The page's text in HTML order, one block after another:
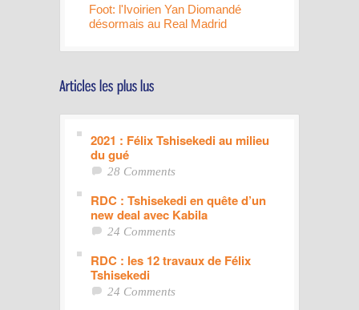
Foot: l'Ivoirien Yan Diomandé
désormais au Real Madrid
2021 : Félix Tshisekedi au milieu
du gué
28 Comments
RDC : Tshisekedi en quête d’un
new deal avec Kabila
24 Comments
RDC : les 12 travaux de Félix
Tshisekedi
24 Comments